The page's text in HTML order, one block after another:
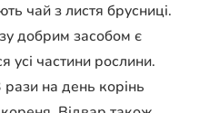
чай з листя брусниці.
добрим засобом є
усі частини рослини.
на день корінь